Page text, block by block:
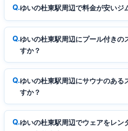
ゆいの杜東駅周辺で料金が安いジ
ゆいの杜東駅周辺にプール付きの
すか？
ゆいの杜東駅周辺にサウナのある
すか？
ゆいの杜東駅周辺でウェアをレン